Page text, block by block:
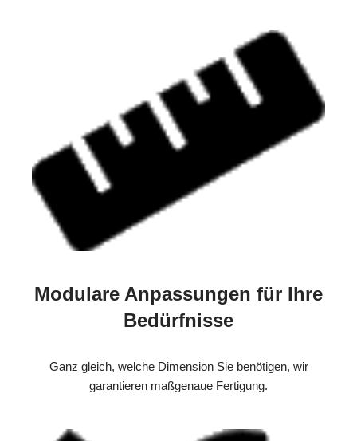
Modulare Anpassungen für Ihre
Bedürfnisse
Ganz gleich, welche Dimension Sie benötigen, wir
garantieren maßgenaue Fertigung.